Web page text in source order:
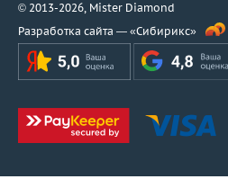
© 2013-2026, Mister Diamond
Разработка сайта — «Сибирикс»